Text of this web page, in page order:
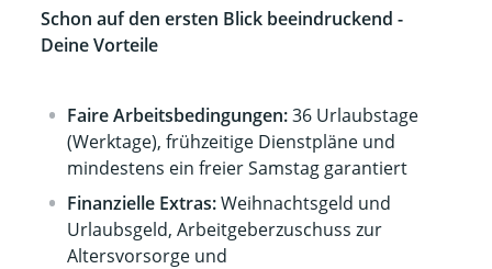
Schon auf den ersten Blick beeindruckend -
Deine Vorteile
Faire Arbeitsbedingungen:36 Urlaubstage
(Werktage), frühzeitige Dienstpläne und
mindestens ein freier Samstag garantiert
Finanzielle Extras:Weihnachtsgeld und
Urlaubsgeld, Arbeitgeberzuschuss zur
Altersvorsorge und